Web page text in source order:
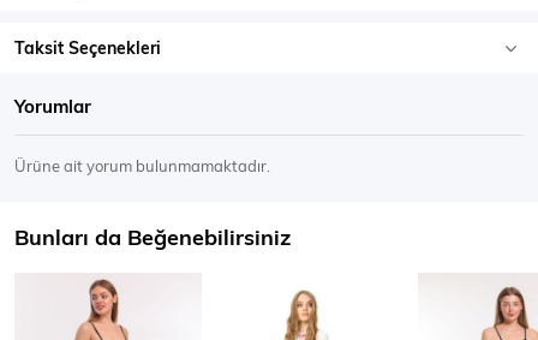
Taksit Seçenekleri
Yorumlar
Ürüne ait yorum bulunmamaktadır.
Bunları da Beğenebilirsiniz